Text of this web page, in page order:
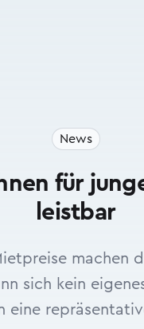
News
für
leistbar
machen
sich kein
eine